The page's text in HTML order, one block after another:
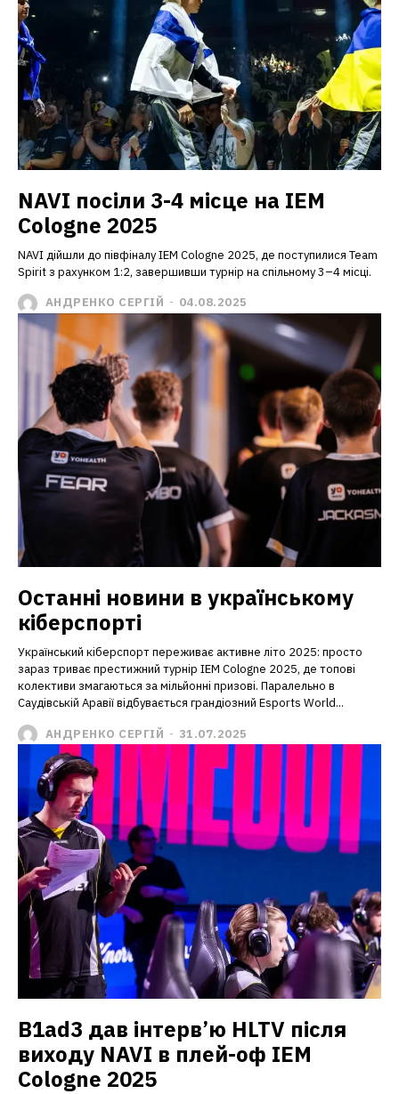
NAVI посіли 3-4 місце на IEM
Cologne 2025
NAVI дійшли до півфіналу IEM Cologne 2025, де поступилися Team
Spirit з рахунком 1:2, завершивши турнір на спільному 3–4 місці.
АНДРЕНКО СЕРГІЙ - 04.08.2025
Останні новини в українському
кіберспорті
Український кіберспорт переживає активне літо 2025: просто
зараз триває престижний турнір IEM Cologne 2025, де топові
колективи змагаються за мільйонні призові. Паралельно в
Саудівській Аравії відбувається грандіозний Esports World...
АНДРЕНКО СЕРГІЙ - 31.07.2025
B1ad3 дав інтерв’ю HLTV після
виходу NAVI в плей-оф IEM
Cologne 2025